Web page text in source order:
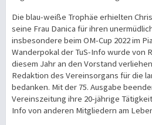
Die blau-weiße Trophäe erhielten
seine Frau Danica für ihren
insbesondere beim OM-Cup 2022 im
Wanderpokal der TuS-Info wurde von
diesem Jahr an den Vorstand
Redaktion des Vereinsorgans für die
bedanken. Mit der 75. Ausgabe
Vereinszeitung ihre 20-jährige
Info von anderen Mitgliedern am